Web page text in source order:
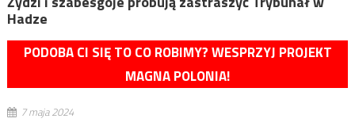
Hadze
PODOBA CI SIĘ TO CO ROBIMY? WESPRZYJ PROJEKT
MAGNA POLONIA!
7 maja 2024